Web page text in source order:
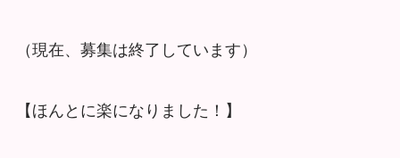
（現在、募集は終了しています）
【ほんとに楽になりました！】